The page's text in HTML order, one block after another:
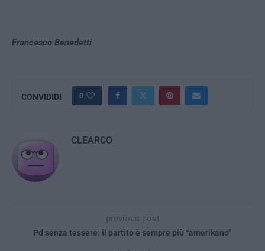
Francesco Benedetti
CONVIDIDI 0
CLEARCO
previous post
Pd senza tessere: il partito è sempre più “amerikano”